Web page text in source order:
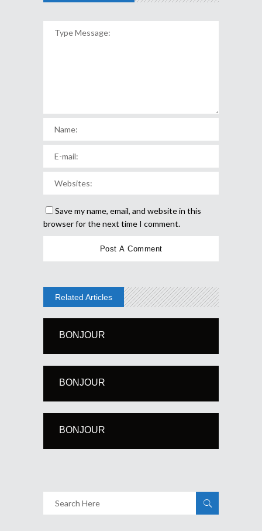
Save my name, email, and website in this
browser for the next time I comment.
Related Articles
BONJOUR
BONJOUR
BONJOUR